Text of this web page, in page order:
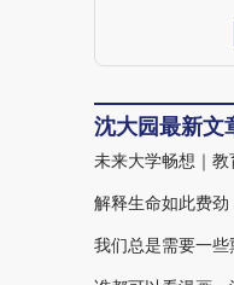
沈大园最新文
未来大学畅想｜教